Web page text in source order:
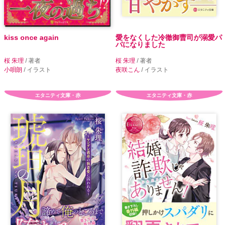
kiss once again
桜 朱理 / 著者
小唄朗 / イラスト
愛をなくした冷徹御曹司が溺愛パ
パになりました
桜 朱理 / 著者
夜咲こん / イラスト
エタニティ文庫・赤 エタニティ文庫・赤